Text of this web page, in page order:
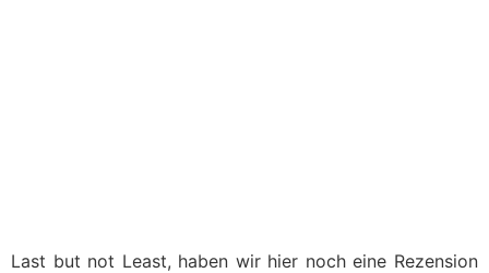
Last but not Least, haben wir hier noch eine Rezension